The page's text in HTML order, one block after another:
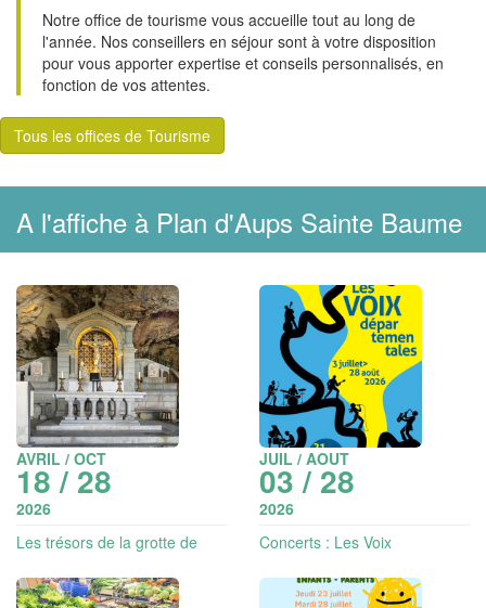
Notre office de tourisme vous accueille tout au long de
l'année. Nos conseillers en séjour sont à votre disposition
pour vous apporter expertise et conseils personnalisés, en
fonction de vos attentes.
Tous les offices de Tourisme
A l'affiche à Plan d'Aups Sainte Baume
AVRIL / OCT
18 / 28
2026
Les trésors de la grotte de
JUIL / AOUT
03 / 28
2026
Concerts : Les Voix